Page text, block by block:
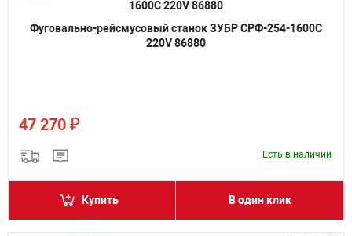
Фуговально-рейсмусовый станок ЗУБР СРФ-254-1600С
220V 86880
47 270 ₽
Есть в наличии
Купить В один клик